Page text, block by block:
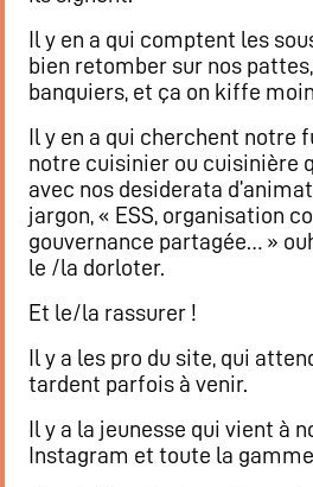
Il y en a qui comptent les
bien retomber sur nos
banquiers, et ça on kiffe
Il y en a qui cherchent notre
notre cuisinier ou cuisinière
avec nos desiderata
jargon, « ESS, organisation
gouvernance partagée… »
le /la dorloter.
Et le/la rassurer !
Il y a les pro du site, qui
tardent parfois à venir.
Il y a la jeunesse qui vient à
Instagram et toute la gamme